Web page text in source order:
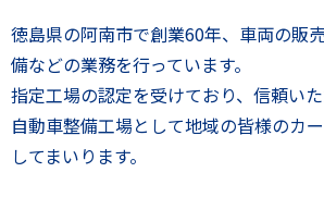
徳島県の阿南市で創業60年、車両の販
備などの業務を行っています。
指定工場の認定を受けており、信頼い
自動車整備工場として地域の皆様のカ
してまいります。